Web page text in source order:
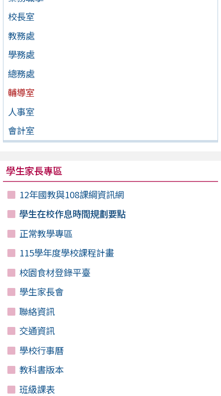
校長室
教務處
學務處
總務處
輔導室
人事室
會計室
學生家長專區
12年國教與108課綱資訊網
學生在校作息時間規劃要點
正常教學專區
115學年度學校課程計畫
校園食材登錄平臺
學生家長會
聯絡資訊
交通資訊
學校行事曆
教科書版本
班級課表